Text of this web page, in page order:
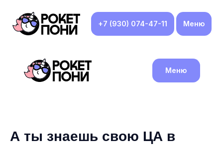
+7 (930) 074-47-11 Меню
Меню
А ты знаешь свою ЦА в